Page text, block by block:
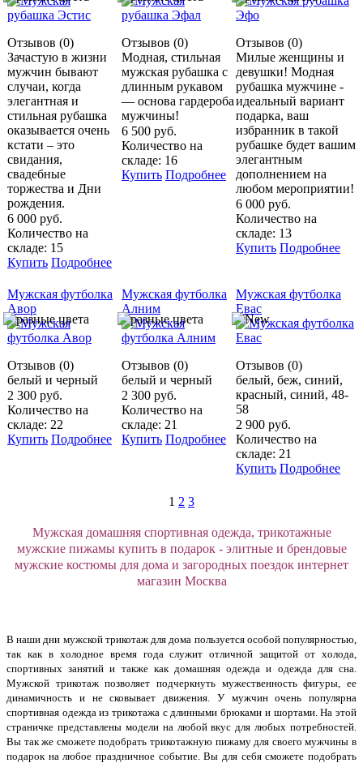
Отзывов (0)
Зачастую в жизни
мужчин бывают
случаи, когда
элегантная и
стильная рубашка
оказывается очень
кстати – это
свидания,
свадебные
торжества и Дни
рождения.
6 000 руб.
Количество на
складе: 15
Купить Подробнее
Отзывов (0)
Модная, стильная
мужская рубашка с
длинным рукавом
— основа гардероба
мужчины!
6 500 руб.
Количество на
складе: 16
Купить Подробнее
Отзывов (0)
Милые женщины и
девушки! Модная
рубашка мужчине -
идеальный вариант
подарка, ваш
избранник в такой
рубашке будет вашим
элегантным
дополнением на
любом мероприятии!
6 000 руб.
Количество на
складе: 13
Купить Подробнее
Мужская футболка
Авор
Отзывов (0)
белый и черный
2 300 руб.
Количество на
складе: 22
Купить Подробнее
Мужская футболка
Алним
Отзывов (0)
белый и черный
2 300 руб.
Количество на
складе: 21
Купить Подробнее
Мужская футболка
Евас
Отзывов (0)
белый, беж, синий,
красный, синий, 48-
58
2 900 руб.
Количество на
складе: 21
Купить Подробнее
1 2 3
Мужская домашняя спортивная одежда, трикотажные
мужские пижамы купить в подарок - элитные и брендовые
мужские костюмы для дома и загородных поездок интернет
магазин Москва
В наши дни мужской трикотаж для дома пользуется особой популярностью,
так как в холодное время года служит отличной защитой от холода,
спортивных занятий и также как домашняя одежда и одежда для сна.
Мужской трикотаж позволяет подчеркнуть мужественность фигуры, ее
динамичность и не сковывает движения. У мужчин очень популярна
спортивная одежда из трикотажа с длинными брюками и шортами. На этой
страничке представлены модели на любой вкус для любых потребностей.
Вы так же сможете подобрать трикотажную пижаму для своего мужчины в
подарок на любое праздничное событие. Вы для себя сможете подобрать